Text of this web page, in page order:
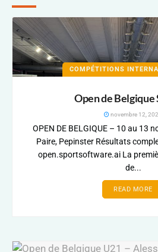
COMPÉTITIONS
Open de Belgique
novembre 12,
OPEN DE BELGIQUE – 10 au 13
Paire, Pepinster Résultats
open.sportsoftware.ai La
de...
READ MORE